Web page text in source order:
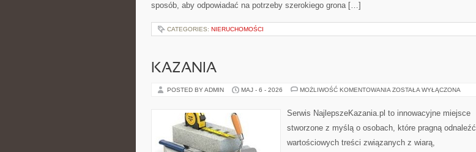
sposób, aby odpowiadać na potrzeby szerokiego grona […]
CATEGORIES: NIERUCHOMOŚCI
KAZANIA
POSTED BY ADMIN MAJ - 6 - 2026 MOŻLIWOŚĆ KOMENTOWANIA KAZANIA
ZOSTAŁA WYŁĄCZONA
Serwis NajlepszeKazania.pl to innowacyjne miejsce
stworzone z myślą o osobach, które pragną odnaleźć
wartościowych treści związanych z wiarą,